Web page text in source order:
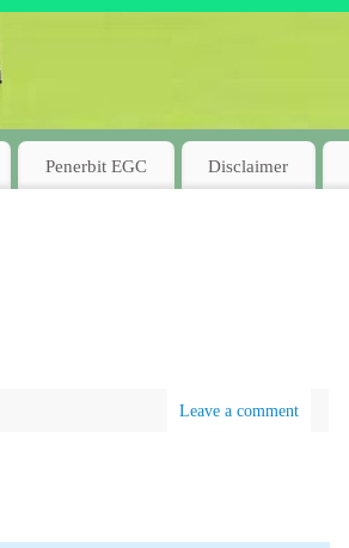
Penerbit EGC Disclaimer
Leave a comment